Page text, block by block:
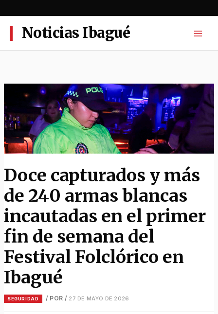
al
contenidoNoticias Ibagué
Doce capturados y más
de 240 armas blancas
incautadas en el primer
fin de semana del
Festival Folclórico en
Ibagué
SEGURIDAD / POR / 27 DE MAYO DE 2026